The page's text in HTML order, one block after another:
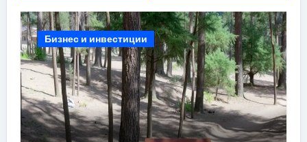
Бизнес и инвестиции